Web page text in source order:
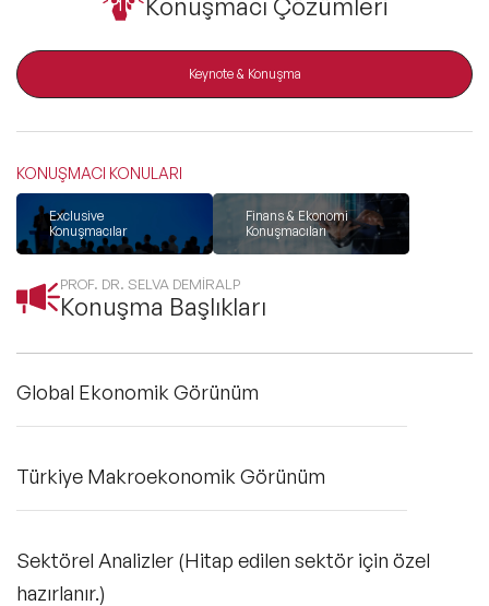
Trend Konular
🔥 Global Konuşmacılar
🔥 Motivasyon Konuşmacıları
🔥 Liderlik Konuşmacıları
🔥 Yapay Zeka Konuşmacıları
Konuşmacı Çözümleri
Keynote & Konuşma
KONUŞMACI KONULARI
Exclusive
Konuşmacılar
Finans & Ekonomi
Konuşmacıları
PROF. DR. SELVA DEMİRALP
Konuşma Başlıkları
Global Ekonomik Görünüm
Türkiye Makroekonomik Görünüm
Sektörel Analizler (Hitap edilen sektör için özel
hazırlanır.)